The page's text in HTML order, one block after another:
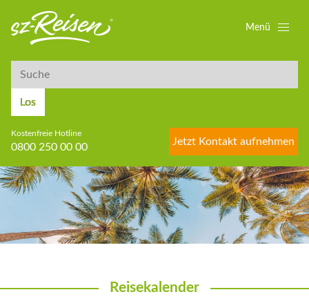
Suche
Los
Kostenfreie Hotline
0800 250 00 00
Jetzt Kontakt aufnehmen
Menü
Reisekalender